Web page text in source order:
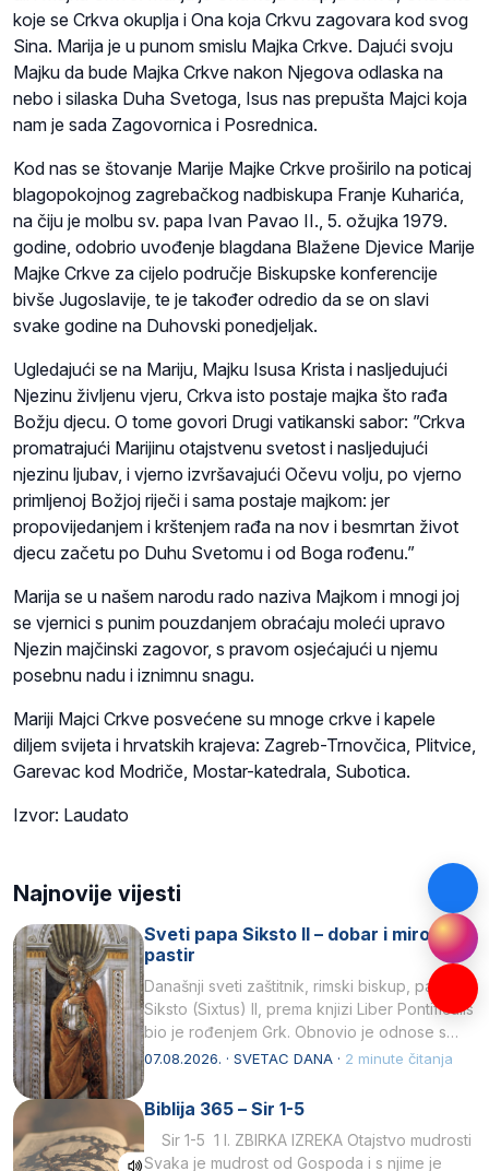
koje se Crkva okuplja i Ona koja Crkvu zagovara kod svog
Sina. Marija je u punom smislu Majka Crkve. Dajući svoju
Majku da bude Majka Crkve nakon Njegova odlaska na
nebo i silaska Duha Svetoga, Isus nas prepušta Majci koja
nam je sada Zagovornica i Posrednica.
Kod nas se štovanje Marije Majke Crkve proširilo na poticaj
blagopokojnog zagrebačkog nadbiskupa Franje Kuharića,
na čiju je molbu sv. papa Ivan Pavao II., 5. ožujka 1979.
godine, odobrio uvođenje blagdana Blažene Djevice Marije
Majke Crkve za cijelo područje Biskupske konferencije
bivše Jugoslavije, te je također odredio da se on slavi
svake godine na Duhovski ponedjeljak.
Ugledajući se na Mariju, Majku Isusa Krista i nasljedujući
Njezinu življenu vjeru, Crkva isto postaje majka što rađa
Božju djecu. O tome govori Drugi vatikanski sabor: ”Crkva
promatrajući Marijinu otajstvenu svetost i nasljedujući
njezinu ljubav, i vjerno izvršavajući Očevu volju, po vjerno
primljenoj Božjoj riječi i sama postaje majkom: jer
propovijedanjem i krštenjem rađa na nov i besmrtan život
djecu začetu po Duhu Svetomu i od Boga rođenu.”
Marija se u našem narodu rado naziva Majkom i mnogi joj
se vjernici s punim pouzdanjem obraćaju moleći upravo
Njezin majčinski zagovor, s pravom osjećajući u njemu
posebnu nadu i iznimnu snagu.
Mariji Majci Crkve posvećene su mnoge crkve i kapele
diljem svijeta i hrvatskih krajeva: Zagreb-Trnovčica, Plitvice,
Garevac kod Modriče, Mostar-katedrala, Subotica.
Izvor: Laudato
Najnovije vijesti
Sveti papa Siksto II – dobar i miroljubiv
pastir
Današnji sveti zaštitnik, rimski biskup, papa
Siksto (Sixtus) II, prema knjizi Liber Pontificalis
bio je rođenjem Grk. Obnovio je odnose s
afričkim…
07.08.2026. · SVETAC DANA · 2 minute čitanja
Biblija 365 – Sir 1-5
Sir 1-5 1 I. ZBIRKA IZREKA Otajstvo mudrosti
Svaka je mudrost od Gospoda i s njime je